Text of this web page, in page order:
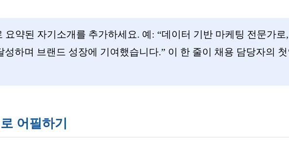
요약된 자기소개를 추가하세요. 예: “데이터 기반 마케팅 전문가로
성하며 브랜드 성장에 기여했습니다.” 이 한 줄이 채용 담당자의 첫
어필하기